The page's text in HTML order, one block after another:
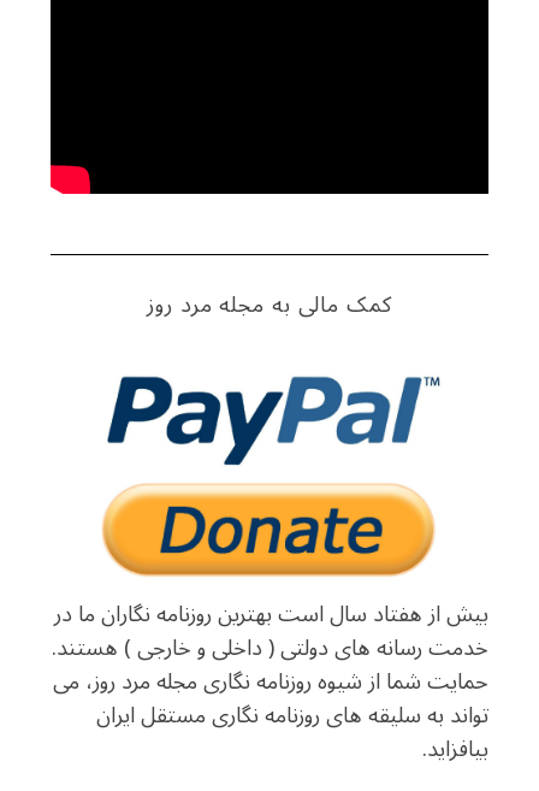
کمک مالی به مجله مرد روز
بیش از هفتاد سال است بهترین روزنامه نگاران ما در
خدمت رسانه های دولتی ( داخلی و خارجی ) هستند.
حمایت شما از شیوه روزنامه نگاری مجله مرد روز، می
تواند به سلیقه های روزنامه نگاری مستقل ایران
بیافزاید.